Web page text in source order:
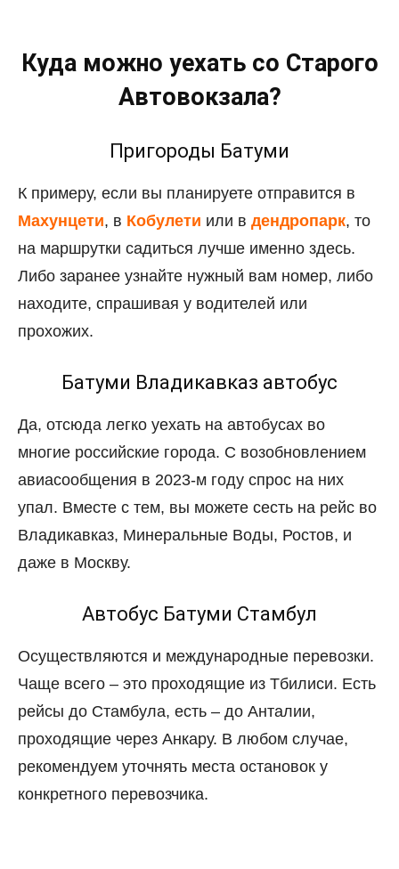
Куда можно уехать со Старого
Автовокзала?
Пригороды Батуми
К примеру, если вы планируете отправится в
Махунцети, в Кобулети или в дендропарк, то
на маршрутки садиться лучше именно здесь.
Либо заранее узнайте нужный вам номер, либо
находите, спрашивая у водителей или
прохожих.
Батуми Владикавказ автобус
Да, отсюда легко уехать на автобусах во
многие российские города. С возобновлением
авиасообщения в 2023-м году спрос на них
упал. Вместе с тем, вы можете сесть на рейс во
Владикавказ, Минеральные Воды, Ростов, и
даже в Москву.
Автобус Батуми Стамбул
Осуществляются и международные перевозки.
Чаще всего – это проходящие из Тбилиси. Есть
рейсы до Стамбула, есть – до Анталии,
проходящие через Анкару. В любом случае,
рекомендуем уточнять места остановок у
конкретного перевозчика.